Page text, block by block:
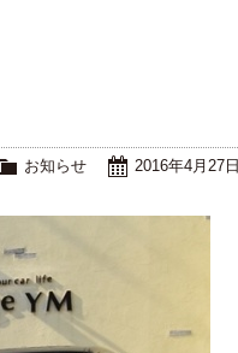
2016年4月27日
お知らせ